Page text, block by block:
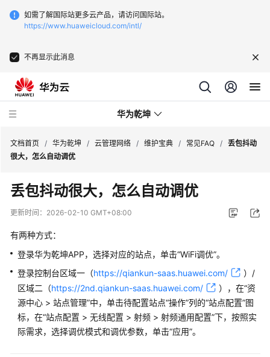
如需了解国际站更多云产品，请访问国际站。
https://www.huaweicloud.com/intl/
不再显示此消息
华为乾坤
安
全
云
务
云
管
理
网
络
文档首页 / 华为乾坤 / 云管理网络 / 维护宝典 / 常见FAQ / 丢包抖动
很大，怎么自动调优
丢包抖动很大，怎么自动调优
更新时间： 2026-02-10 GMT+08:00
有两种方式：
登录华为乾坤APP，选择对应的站点，单击“WiFi调优”。
登录控制台区域一（https://qiankun-saas.huawei.com/
）/
区域二（https://2nd.qiankun-saas.huawei.com/ ）
，在“资
源中心 > 站点管理”中，单击待配置站点“操作”列的“站点配置”图
标，在“站点配置 > 无线配置 > 射频 > 射频通用配置”下，按照实
际需求，选择调优模式和调优参数，单击“应用”。